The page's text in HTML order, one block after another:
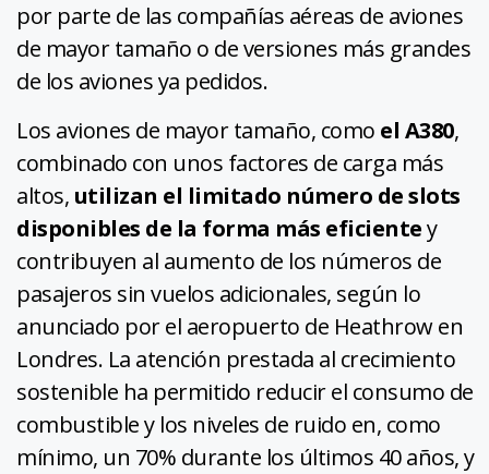
por parte de las compañías aéreas de aviones
de mayor tamaño o de versiones más grandes
de los aviones ya pedidos.
Los aviones de mayor tamaño, como el A380,
combinado con unos factores de carga más
altos, utilizan el limitado número de slots
disponibles de la forma más eficientey
contribuyen al aumento de los números de
pasajeros sin vuelos adicionales, según lo
anunciado por el aeropuerto de Heathrow en
Londres. La atención prestada al crecimiento
sostenible ha permitido reducir el consumo de
combustible y los niveles de ruido en, como
mínimo, un 70% durante los últimos 40 años, y